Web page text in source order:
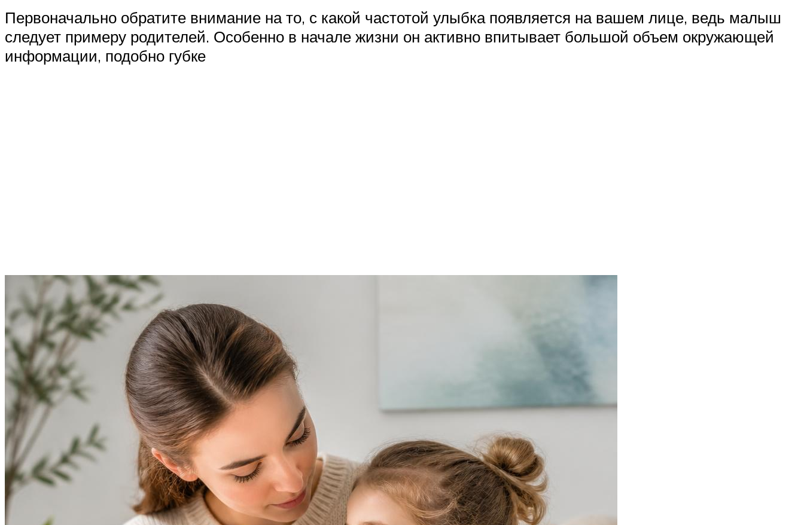
Первоначально обратите внимание на то, с какой частотой улыбка появляется на вашем лице, ведь малыш
следует примеру родителей. Особенно в начале жизни он активно впитывает большой объем окружающей
информации, подобно губке